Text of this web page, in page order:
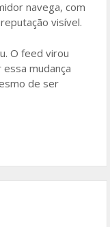
navega, com
visível.
O feed virou
mudança
de ser